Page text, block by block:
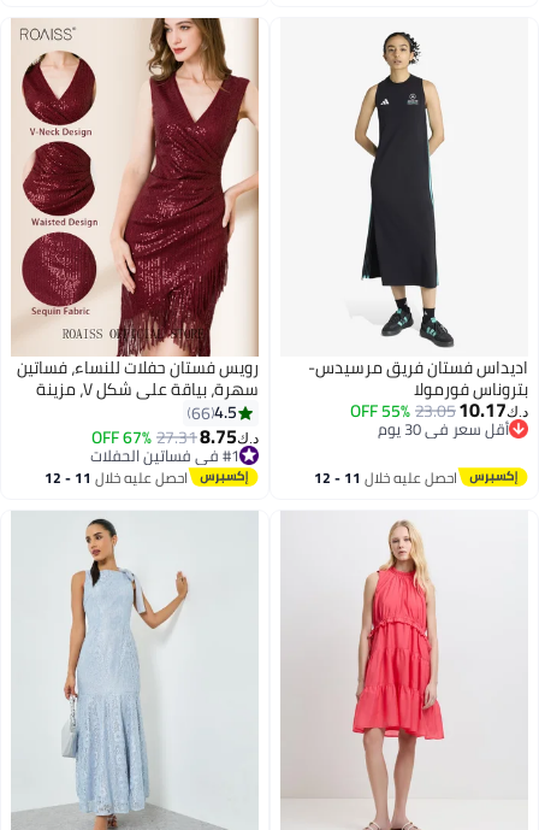
اديداس فستان فريق مرسيدس-
بتروناس فورمولا
د.ك‏10.17
23.05
55% OFF
أقل سعر في 30 يوم
أقل سعر في 30 يوم
احصل عليه خلال 11 - 12
رويس فستان حفلات للنساء، فساتين
سهرة، بياقة على شكل V، مزينة
بالترتر، بطول الركبة، بلا أكمام،
فستان حفلات التخرج، فستان زفاف
أنيق، فساتين رسمية ضيقة، فستان
مريح لوصيفات العروس، الأحمر
4.5
66
د.ك‏8.75
27.31
67% OFF
#1 في فساتين الحفلات
#1 في فساتين الحفلات احصل عليه خلال 11 - 12